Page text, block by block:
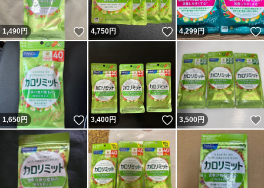
1,490円 いいね！
4,750円 いいね！
4,299円
1,650円 いいね！
3,400円 いいね！
3,500円